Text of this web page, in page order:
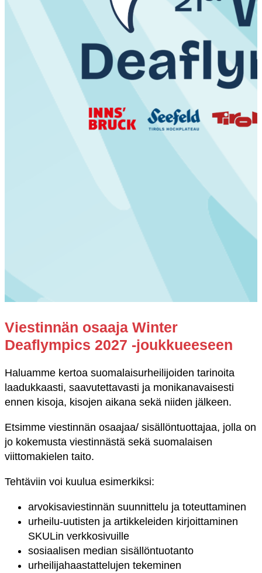
Viestinnän osaaja Winter
Deaflympics 2027 -joukkueeseen
Haluamme kertoa suomalaisurheilijoiden tarinoita
laadukkaasti, saavutettavasti ja monikanavaisesti
ennen kisoja, kisojen aikana sekä niiden jälkeen.
Etsimme viestinnän osaajaa/ sisällöntuottajaa, jolla on
jo kokemusta viestinnästä sekä suomalaisen
viittomakielen taito.
Tehtäviin voi kuulua esimerkiksi:
arvokisaviestinnän suunnittelu ja toteuttaminen
urheilu-uutisten ja artikkeleiden kirjoittaminen
SKULin verkkosivuille
sosiaalisen median sisällöntuotanto
urheilijahaastattelujen tekeminen